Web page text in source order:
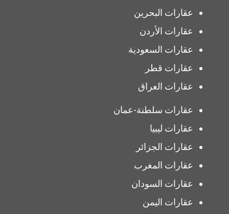
عقارات البحرين
عقارات الأردن
عقارات السعودية
عقارات قطر
عقارات العراق
عقارات سلطنة-عمان
عقارات ليبيا
عقارات الجزائر
عقارات المغرب
عقارات السودان
عقارات اليمن